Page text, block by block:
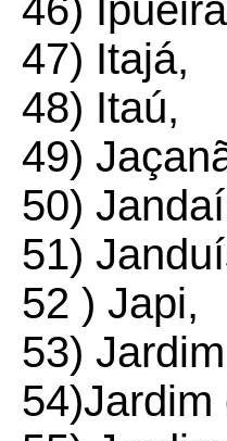
46)
47) Itajá,
48) Itaú,
49)
50)
51)
52 ) Japi,
53)
54)Jardim